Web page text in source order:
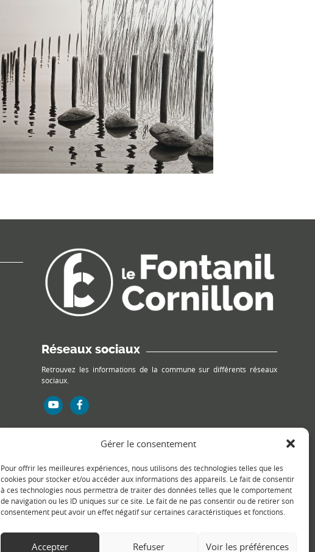
Gérer le consentement
Pour offrir les meilleures expériences, nous utilisons des technologies telles que les
cookies pour stocker et/ou accéder aux informations des appareils. Le fait de consentir
à ces technologies nous permettra de traiter des données telles que le comportement
de navigation ou les ID uniques sur ce site. Le fait de ne pas consentir ou de retirer son
consentement peut avoir un effet négatif sur certaines caractéristiques et fonctions.
Accepter Refuser Voir les préférences
Réseaux sociaux
Retrouvez les informations de la commune sur différents réseaux
sociaux.